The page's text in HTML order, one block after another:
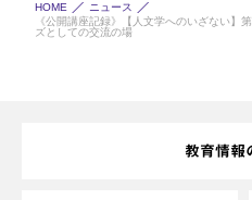
HOME
ニュース
《公開講座記録》【人文学へのいざない
ズとしての交流の場
教育情報